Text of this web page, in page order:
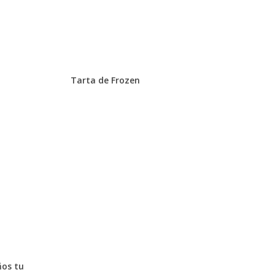
tu
Tarta de Frozen